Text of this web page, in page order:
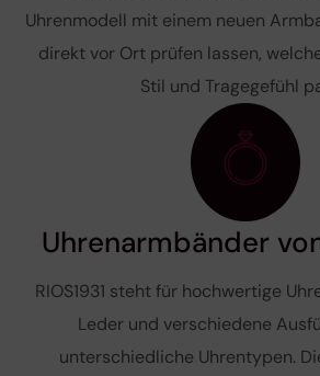
Uhrenmodell mit einem neuen
direkt vor Ort prüfen lassen,
Stil und Tragegefühl
Uhrenarmbänder von
RIOS1931 steht für hochwertige
Leder und verschiedene
unterschiedliche Uhrentypen.